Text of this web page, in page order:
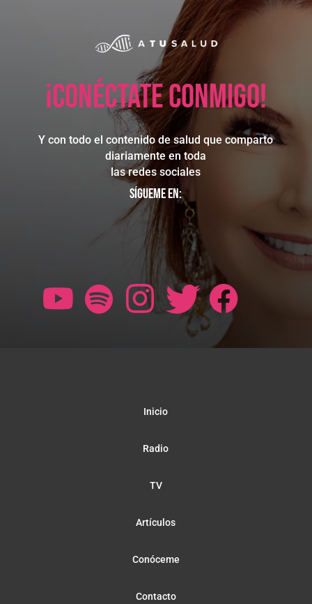
¡Conéctate conmigo!
Y con todo el contenido de salud que comparto
diariamente en toda
las redes sociales
Sígueme en:
Inicio
Radio
TV
Artículos
Conóceme
Contacto